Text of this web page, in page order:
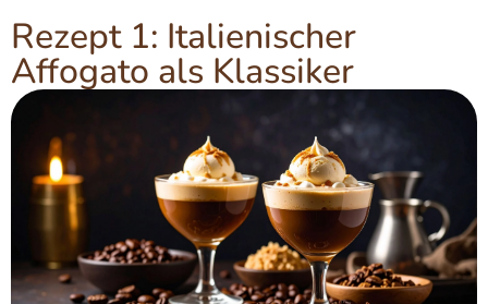
Rezept 1: Italienischer
Affogato als Klassiker